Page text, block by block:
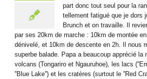
part donc tout seul pour la
tellement fatigué que je dors
Brunch et on travaille. Il
par ses 20km de marche : 10km de montée
dénivelé, et 10km de descente en 2h. Il nous
superbe balade. Papa a beaucoup apprécié la
volcans (Tongariro et Ngauruhoe), les lacs
''Blue Lake'') et les cratères (surtout le ''Red